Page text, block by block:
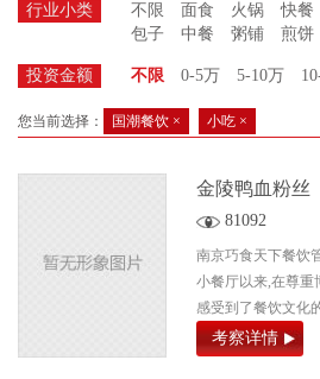
行业小类 不限 面食 火锅 快餐
包子
中餐 粥铺 煎饼
投资金额 不限 0-5万 5-10万
您当前选择： 国潮餐饮 × 小吃 ×
金陵鸭血粉丝
81092
南京巧食天下餐饮
小餐厅以来,在尊重
感受到了餐饮文化
考察详情